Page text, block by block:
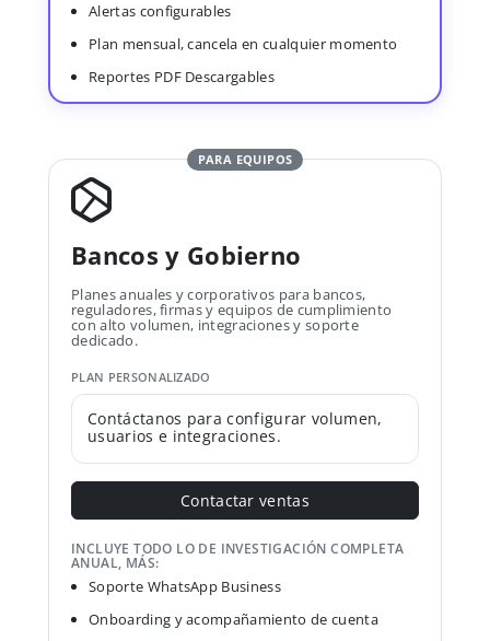
Alertas configurables
Plan mensual, cancela en cualquier momento
Reportes PDF Descargables
PARA EQUIPOS
Bancos y Gobierno
Planes anuales y corporativos para bancos,
reguladores, firmas y equipos de cumplimiento
con alto volumen, integraciones y soporte
dedicado.
PLAN PERSONALIZADO
Contáctanos para configurar volumen,
usuarios e integraciones.
Contactar ventas
INCLUYE TODO LO DE INVESTIGACIÓN COMPLETA
ANUAL, MÁS:
Soporte WhatsApp Business
Onboarding y acompañamiento de cuenta